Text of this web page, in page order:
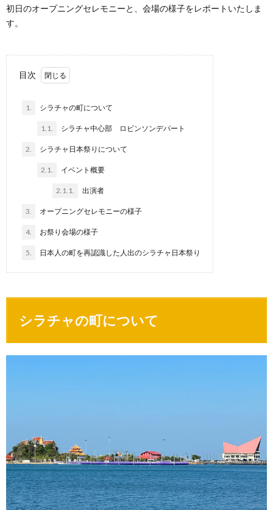
初日のオープニングセレモニーと、会場の様子をレポートいたしま
す。
目次
1. シラチャの町について
1.1. シラチャ中心部 ロビンソンデパート
2. シラチャ日本祭りについて
2.1. イベント概要
2.1.1. 出演者
3. オープニングセレモニーの様子
4. お祭り会場の様子
5. 日本人の町を再認識した人出のシラチャ日本祭り
シラチャの町について